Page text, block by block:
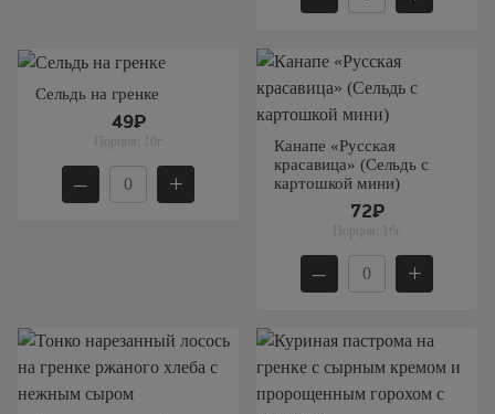
Сельдь на гренке
49₽
Порция: 10г
– +
Канапе «Русская
красавица» (Сельдь с
картошкой мини)
72₽
Порция: 16г
– +